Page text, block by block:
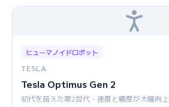
ヒューマノイドロボット
TESLA
Tesla Optimus Gen 2
初代を超えた第2世代・速度と精度が大幅向上